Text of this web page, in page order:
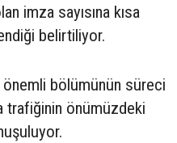
imza sayısına kısa
belirtiliyor.
bölümünün süreci
trafiğinin önümüzdeki